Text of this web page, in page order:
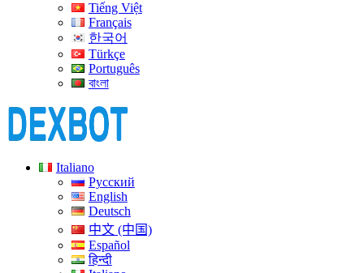
Tiếng Việt
Français
한국어
Türkçe
Português
বাংলা
Italiano
Русский
English
Deutsch
中文 (中国)
Español
हिन्दी